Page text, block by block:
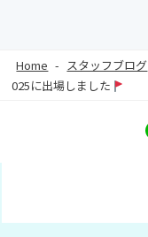
Home - スタッフブログ
025に出場しました